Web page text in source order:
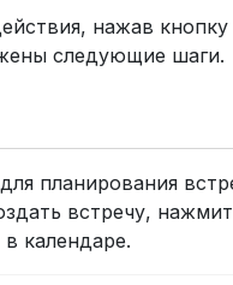
нажав кнопку
следующие шаги.
планирования
встречу,
календаре.